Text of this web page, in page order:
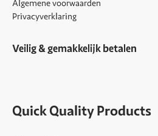
Algemene voorwaarden
Privacyverklaring
Veilig & gemakkelijk betalen
Quick Quality Products